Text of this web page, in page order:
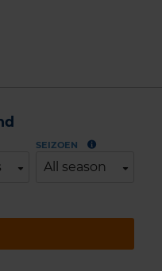
SEIZOEN
All season